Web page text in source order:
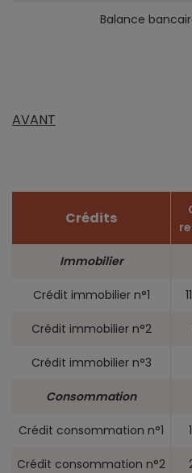
Balance
AVANT
Crédits
Immobilier
Crédit immobilier n°1
Crédit immobilier n°2
Crédit immobilier n°3
Consommation
Crédit consommation n°1
Crédit consommation n°2